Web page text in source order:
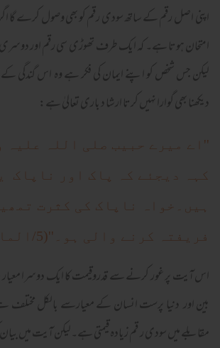
اپنی اصل رقم کے ساتھ سودی رقم کو بھی وصول کرے گا
امتحان ہوتا ہے۔ کہ ایک طرف تھوڑی سی رقم اور
لیکن جس شخص کو اپنے ایمان کی فکر ہے وہ اس گندگی کے
دیکھنا بھی گوارا نہیں کرتا ارشا د باری تعالیٰ ہے:
''اے میرے حبیب صلی اللہ علیہ
کہہ دیجئے کہ پاک اور ناپاک
ہیں۔خواہ ناپاک کی کثرت
فریفتہ کرنے والی ہو۔''(5/المائدۃ :100)
اس آیت پر غور کرنے سے قدروقیمت کا ایک دوسرا
بین اور دنیا پرست انسان کے معیارسے بالکل مختلف
مقابلے میں سودی ر قم زیادہ قیمتی ہے۔لیکن آیت میں